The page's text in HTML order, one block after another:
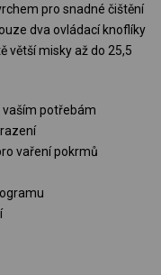
pro snadné čištění
dva ovládací knoflíky
větší misky až do 25,5
vaším potřebám
vaření pokrmů